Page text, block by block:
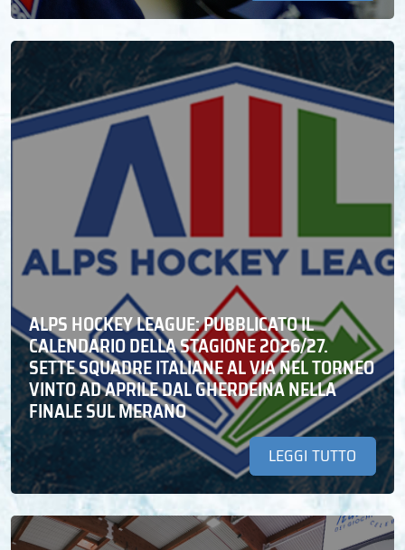
ALPS HOCKEY LEAGUE: PUBBLICATO IL
CALENDARIO DELLA STAGIONE 2026/27.
SETTE SQUADRE ITALIANE AL VIA NEL TORNEO
VINTO AD APRILE DAL GHERDEINA NELLA
FINALE SUL MERANO
LEGGI TUTTO